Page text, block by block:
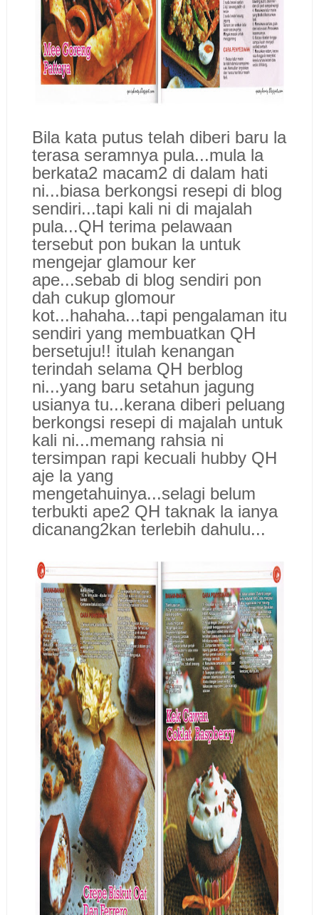
Bila kata putus telah diberi baru la
terasa seramnya pula...mula la
berkata2 macam2 di dalam hati
ni...biasa berkongsi resepi di blog
sendiri...tapi kali ni di majalah
pula...QH terima pelawaan
tersebut pon bukan la untuk
mengejar glamour ker
ape...sebab di blog sendiri pon
dah cukup glomour
kot...hahaha...tapi pengalaman itu
sendiri yang membuatkan QH
bersetuju!! itulah kenangan
terindah selama QH berblog
ni...yang baru setahun jagung
usianya tu...kerana diberi peluang
berkongsi resepi di majalah untuk
kali ni...memang rahsia ni
tersimpan rapi kecuali hubby QH
aje la yang
mengetahuinya...selagi belum
terbukti ape2 QH taknak la ianya
dicanang2kan terlebih dahulu...